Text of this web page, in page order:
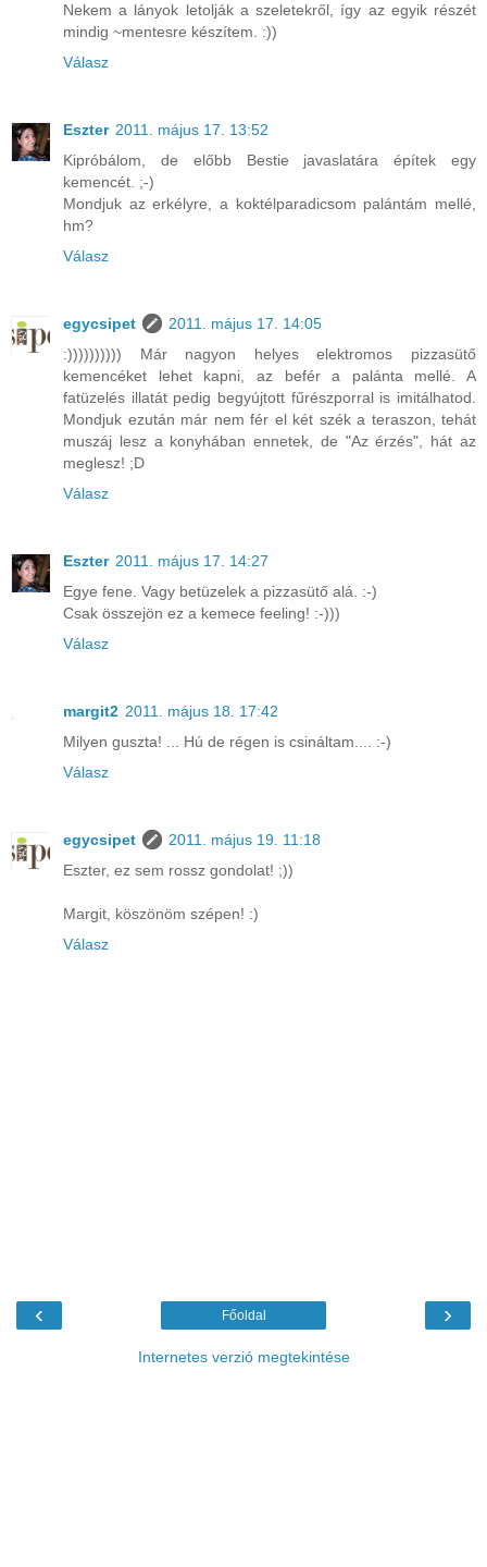
Nekem a lányok letolják a szeletekről, így az egyik részét
mindig ~mentesre készítem. :))
Válasz
Eszter 2011. május 17. 13:52
Kipróbálom, de előbb Bestie javaslatára építek egy
kemencét. ;-)
Mondjuk az erkélyre, a koktélparadicsom palántám mellé,
hm?
Válasz
egycsipet
2011. május 17. 14:05
:)))))))))) Már nagyon helyes elektromos pizzasütő
kemencéket lehet kapni, az befér a palánta mellé. A
fatüzelés illatát pedig begyújtott fűrészporral is imitálhatod.
Mondjuk ezután már nem fér el két szék a teraszon, tehát
muszáj lesz a konyhában ennetek, de "Az érzés", hát az
meglesz! ;D
Válasz
Eszter 2011. május 17. 14:27
Egye fene. Vagy betüzelek a pizzasütő alá. :-)
Csak összejön ez a kemece feeling! :-)))
Válasz
margit2 2011. május 18. 17:42
Milyen guszta! ... Hú de régen is csináltam.... :-)
Válasz
egycsipet
2011. május 19. 11:18
Eszter, ez sem rossz gondolat! ;))
Margit, köszönöm szépen! :)
Válasz
‹ ›
Főoldal
Internetes verzió megtekintése